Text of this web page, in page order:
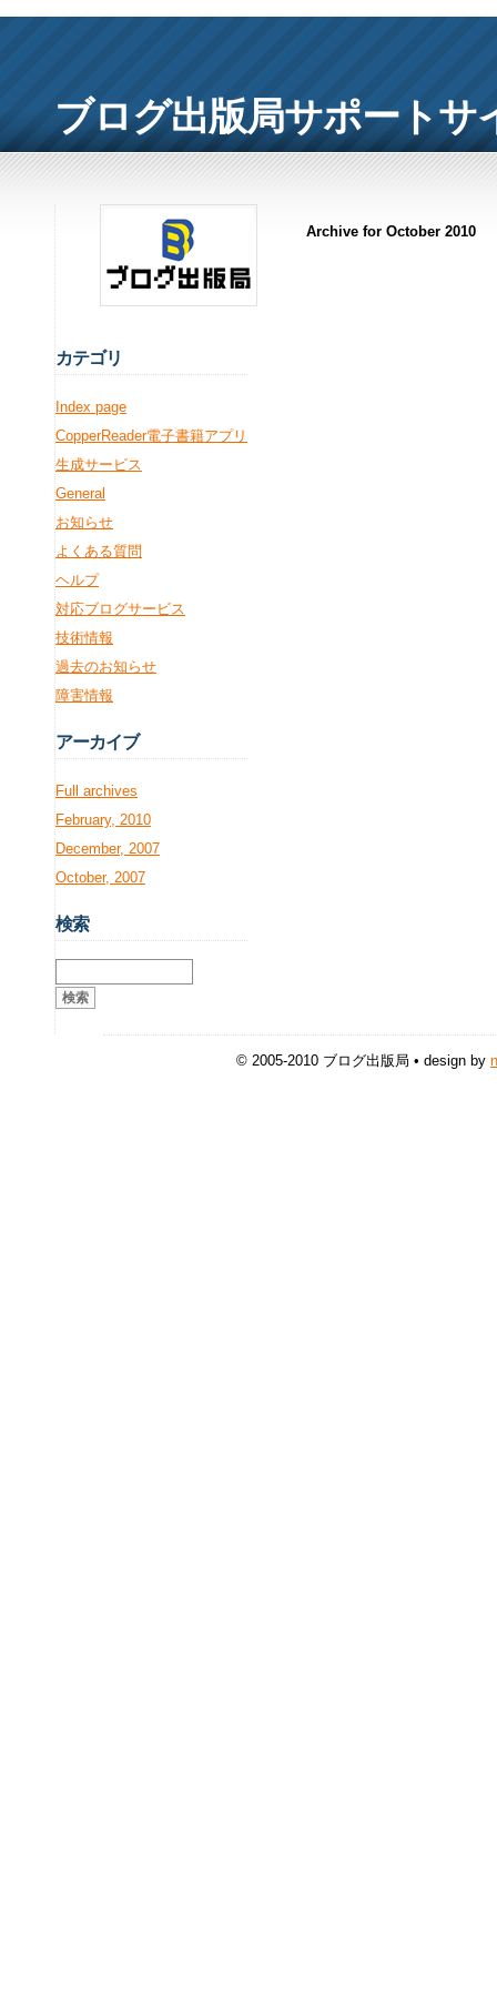
ブログ出版局サポートサ
Archive for October 2010
カテゴリ
Index page
CopperReader電子書籍アプリ
生成サービス
General
お知らせ
よくある質問
ヘルプ
対応ブログサービス
技術情報
過去のお知らせ
障害情報
アーカイブ
Full archives
February, 2010
December, 2007
October, 2007
検索
© 2005-2010 ブログ出版局 • design by